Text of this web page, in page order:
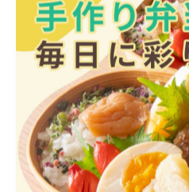
1人
最近の投稿